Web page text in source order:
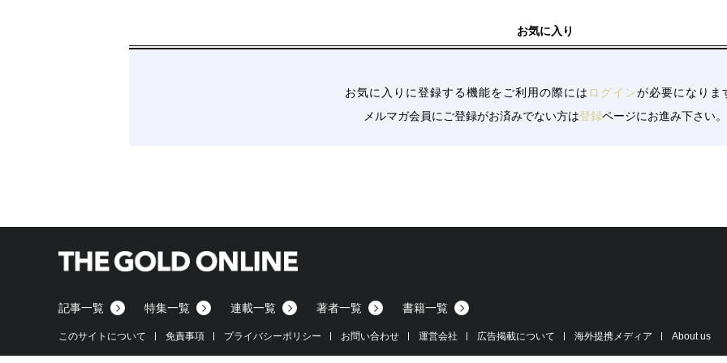
お気に入り
お気に入りに登録する機能をご利用の際には ログインが必要になりま
メルマガ会員にご登録がお済みでない方は登録ページにお進み下さい。
記事一覧 特集一覧 連載一覧 著者一覧 書籍一覧
このサイトについて 免責事項 プライバシーポリシー お問い合わせ 運営会社 広告掲載について 海外提携メディア About us